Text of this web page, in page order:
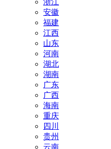
浙江
安徽
福建
江西
山东
河南
湖北
湖南
广东
广西
海南
重庆
四川
贵州
云南